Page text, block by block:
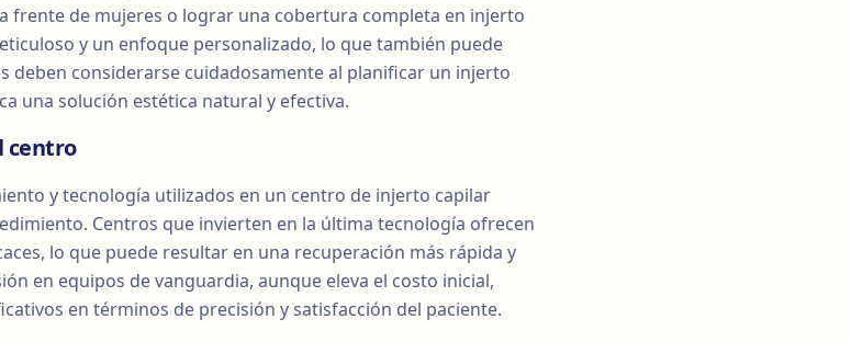
frente de mujeres o lograr una cobertura completa en injerto
y un enfoque personalizado, lo que también puede
deben considerarse cuidadosamente al planificar un injerto
una solución estética natural y efectiva.
centro
y tecnología utilizados en un centro de injerto capilar
Centros que invierten en la última tecnología ofrecen
lo que puede resultar en una recuperación más rápida y
en equipos de vanguardia, aunque eleva el costo inicial,
en términos de precisión y satisfacción del paciente.